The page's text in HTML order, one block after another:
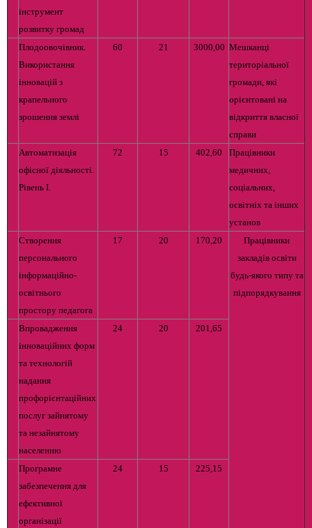
інструмент
розвитку громад
Плодоовочівник.
Використання
інновацій з
крапельного
зрошення землі
60 21 3000,00 Мешканці
територіальної
громади, які
орієнтовані на
відкриття власної
справи
Автоматизація
офісної діяльності.
Рівень І.
72 15 402,60
Працівники
медичних,
соціальних,
освітніх та інших
установ
Створення
персонального
інформаційно-
освітнього
простору педагога
17 20 170,20
Працівники
закладів освіти
будь-якого типу та
підпорядкування
Впровадження
інноваційних форм
та технологій
надання
профорієнтаційних
послуг зайнятому
та незайнятому
населенню
24 20 201,65
Програмне
забезпечення для
ефективної
організації
24 15 225,15